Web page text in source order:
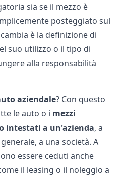
sia se il mezzo è
posteggiato sul
è la definizione di
suo utilizzo o il tipo di
alla responsabilità
aziendale? Con questo
le auto o i mezzi
intestati a un'azienda, a
a una società. A
essere ceduti anche
il leasing o il noleggio a